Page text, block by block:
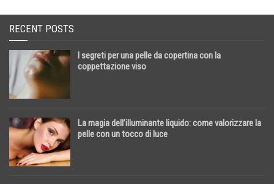
RECENT POSTS
I segreti per una pelle da copertina con la
coppettazione viso
La magia dell’illuminante liquido: come valorizzare la
pelle con un tocco di luce